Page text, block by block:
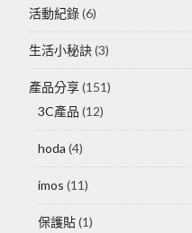
活動紀錄(6)
生活小秘訣(3)
產品分享(151)
3C產品 (12)
hoda (4)
imos (11)
保護貼(1)